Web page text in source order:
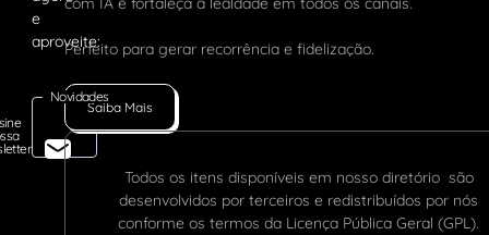
Novidades
Perfeito para gerar recorrência e fidelização.
Saiba Mais
Todos os itens disponíveis em nosso diretório são
desenvolvidos por terceiros e redistribuídos por nós
conforme os termos da Licença Pública Geral (GPL).